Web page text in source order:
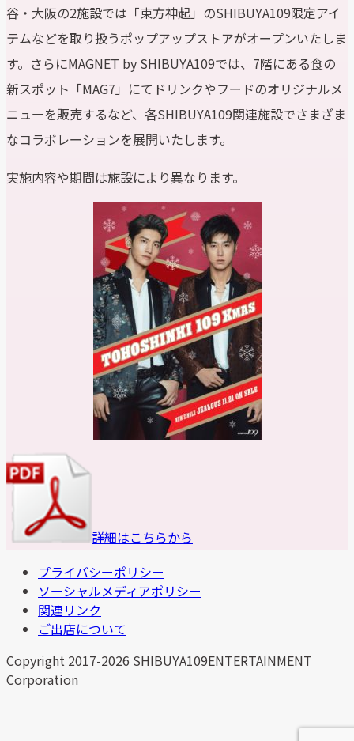
谷・大阪の2施設では「東方神起」のSHIBUYA109限定アイ
テムなどを取り扱うポップアップストアがオープンいたしま
す。さらにMAGNET by SHIBUYA109では、7階にある食の
新スポット「MAG7」にてドリンクやフードのオリジナルメ
ニューを販売するなど、各SHIBUYA109関連施設でさまざま
なコラボレーションを展開いたします。
実施内容や期間は施設により異なります。
詳細はこちらから
プライバシーポリシー
ソーシャルメディアポリシー
関連リンク
ご出店について
Copyright 2017-2026 SHIBUYA109ENTERTAINMENT
Corporation